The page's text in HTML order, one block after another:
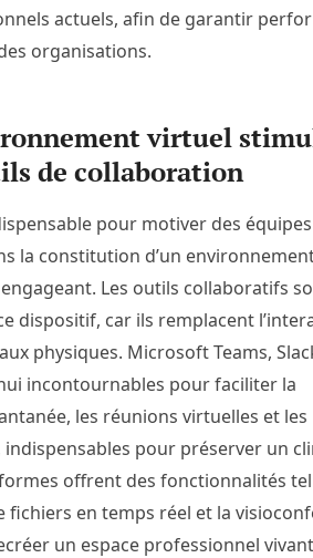
actuels, afin de garantir
organisations.
virtuel
de collaboration
pour motiver des
la constitution d’un
Les outils collaboratifs
dispositif, car ils remplacent
physiques. Microsoft Teams,
incontournables pour faciliter la
les réunions virtuelles et les
pour préserver un
offrent des fonctionnalités
fichiers en temps réel et la
un espace professionnel